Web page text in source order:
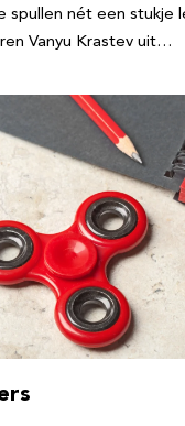
spullen nét een stukje
Vanyu Krastev uit…